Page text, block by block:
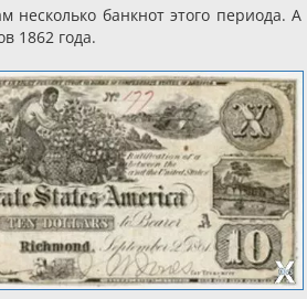
несколько банкнот этого периода. А
1862 года.